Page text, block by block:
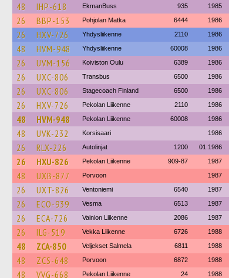
48 IHP-618 EkmanBuss 935 1985
26 BBP-153 Pohjolan Matka 6444 1986
26 HXV-726 Yhdysliikenne 2110 1986
48 HVM-948 Yhdysliikenne 60008 1986
26 UVM-156 Koiviston Oulu 6389 1986
26 UXC-806 Transbus 6500 1986
26 UXC-806 Stagecoach Finland 6500 1986
26 HXV-726 Pekolan Liikenne 2110 1986
48 HVM-948 Pekolan Liikenne 60008 1986
48 UVK-232 Korsisaari 1986
26 RLX-226 Autolinjat 1200 01.1986
26 HXU-826 Pekolan Liikenne 909-87 1987
48 UXB-877 Porvoon 1987
26 UXT-826 Ventoniemi 6540 1987
26 ECO-939 Vesma 6513 1987
26 ECA-726 Vainion Liikenne 2086 1987
26 ILG-519 Vekka Liikenne 6726 1988
48 ZCA-850 Veljekset Salmela 6811 1988
48 ZCS-648 Porvoon 6872 1988
48 VVG-668 Pekolan Liikenne 24 1988